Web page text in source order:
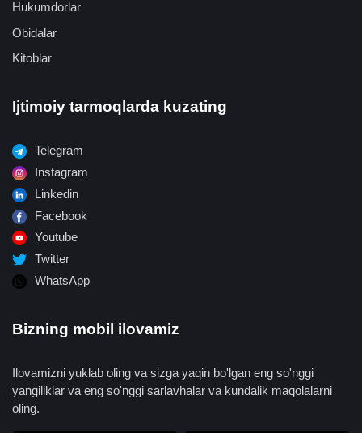
Hukumdorlar
Obidalar
Kitoblar
Ijtimoiy tarmoqlarda kuzating
Telegram
Instagram
Linkedin
Facebook
Youtube
Twitter
WhatsApp
Bizning mobil ilovamiz
Ilovamizni yuklab oling va sizga yaqin bo'lgan eng so'nggi
yangiliklar va eng so'nggi sarlavhalar va kundalik maqolalarni
oling.